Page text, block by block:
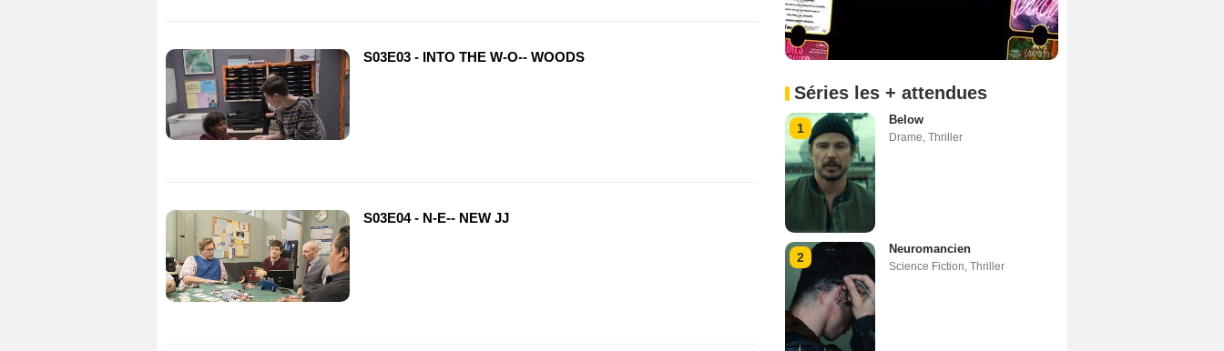
S03E03 - INTO THE W-O-- WOODS
S03E04 - N-E-- NEW JJ
Séries les + attendues
1
Below
Drame Thriller
2
Neuromancien
Science Fiction Thriller